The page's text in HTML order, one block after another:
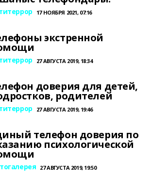
17 НОЯБРЯ 2021, 07:16
экстренной
27 АВГУСТА 2019, 18:34
доверия для детей,
родителей
27 АВГУСТА 2019, 19:46
телефон доверия по
психологической
27 АВГУСТА 2019, 19:50